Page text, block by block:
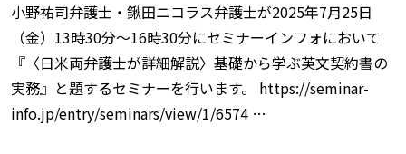
小野祐司弁護士・鍬田ニコラス弁護士が2025年7月25日
（金）13時30分～16時30分にセミナーインフォにおいて
『〈日米両弁護士が詳細解説〉基礎から学ぶ英文契約書の
実務』と題するセミナーを行います。 https://seminar-
info.jp/entry/seminars/view/1/6574 …